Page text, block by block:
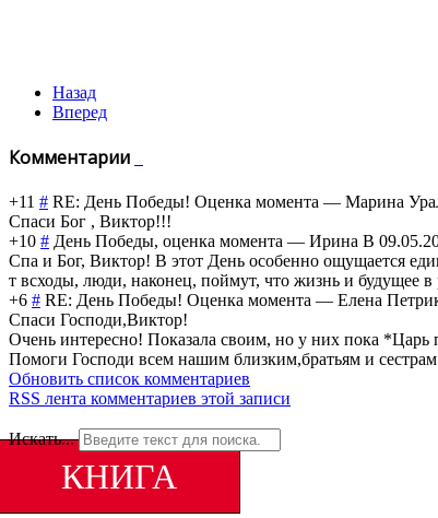
Назад
Вперед
Комментарии
+11 # RE: День Победы! Оценка момента — Марина
Спаси Бог , Виктор!!!
+10 # День Победы, оценка момента — Ирина В
Спа и Бог, Виктор! В этот День особенно ощущается
т всходы, люди, наконец, поймут, что жизнь и будущее
+6 # RE: День Победы! Оценка момента — Елена
Спаси Господи,Виктор!
Очень интересно! Показала своим, но у них пока *Царь
Помоги Господи всем нашим близким,братьям и
Обновить список комментариев
RSS лента комментариев этой записи
Искать...
КНИГА